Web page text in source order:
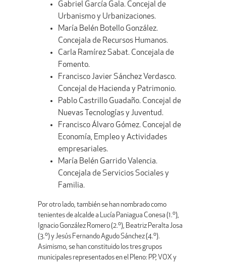
Gabriel García Gala. Concejal de
Urbanismo y Urbanizaciones.
María Belén Botello González.
Concejala de Recursos Humanos.
Carla Ramírez Sabat. Concejala de
Fomento.
Francisco Javier Sánchez Verdasco.
Concejal de Hacienda y Patrimonio.
Pablo Castrillo Guadaño. Concejal de
Nuevas Tecnologías y Juventud.
Francisco Álvaro Gómez. Concejal de
Economía, Empleo y Actividades
empresariales.
María Belén Garrido Valencia.
Concejala de Servicios Sociales y
Familia.
Por otro lado, también se han nombrado como
tenientes de alcalde a Lucía Paniagua Conesa (1.º),
Ignacio González Romero (2.º), Beatriz Peralta Josa
(3.º) y Jesús Fernando Agudo Sánchez (4.º).
Asimismo, se han constituido los tres grupos
municipales representados en el Pleno: PP, VOX y